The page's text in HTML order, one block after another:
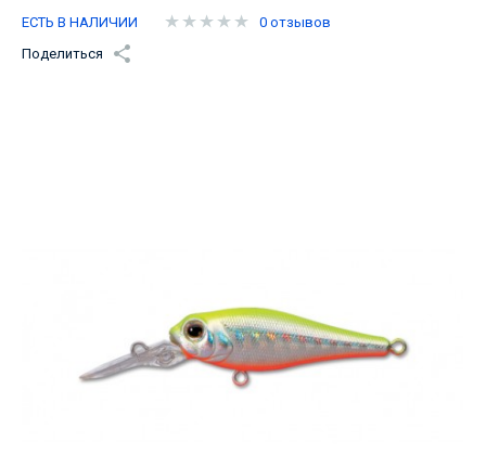
ЕСТЬ В НАЛИЧИИ
0 отзывов
Поделиться